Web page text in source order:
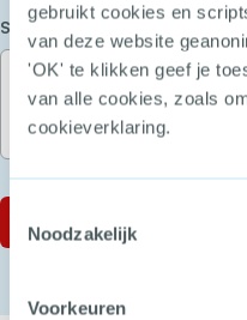
gebruikt cookies en
van deze website
'OK' te klikken geef je
van alle cookies, zoals
cookieverklaring.
Noodzakelijk
Voorkeuren
Stel je vraag (Vereist)